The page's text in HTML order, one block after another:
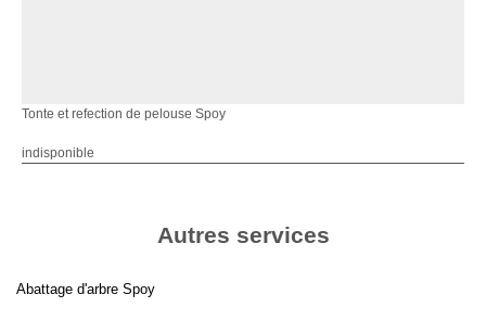
Tonte et refection de pelouse Spoy
indisponible
Autres services
Abattage d'arbre Spoy